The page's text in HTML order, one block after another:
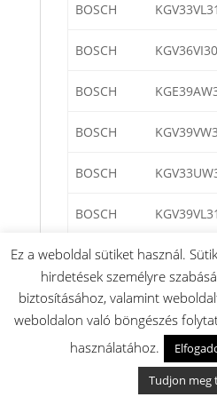
BOSCH
BOSCH
BOSCH
BOSCH
BOSCH
BOSCH
BOSCH
BOSCH
Ez a weboldal sütiket használ.
hirdetések személyre
biztosításához, valamint
weboldalon való böngészés
használatához.
Tudjon meg